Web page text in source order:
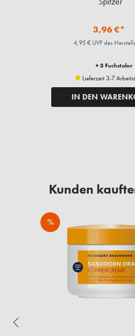
3,96 €*
4,95 € UVP des
+ 3 Fuchstaler
Lieferzeit 3-7
IN DEN
Kunden
%